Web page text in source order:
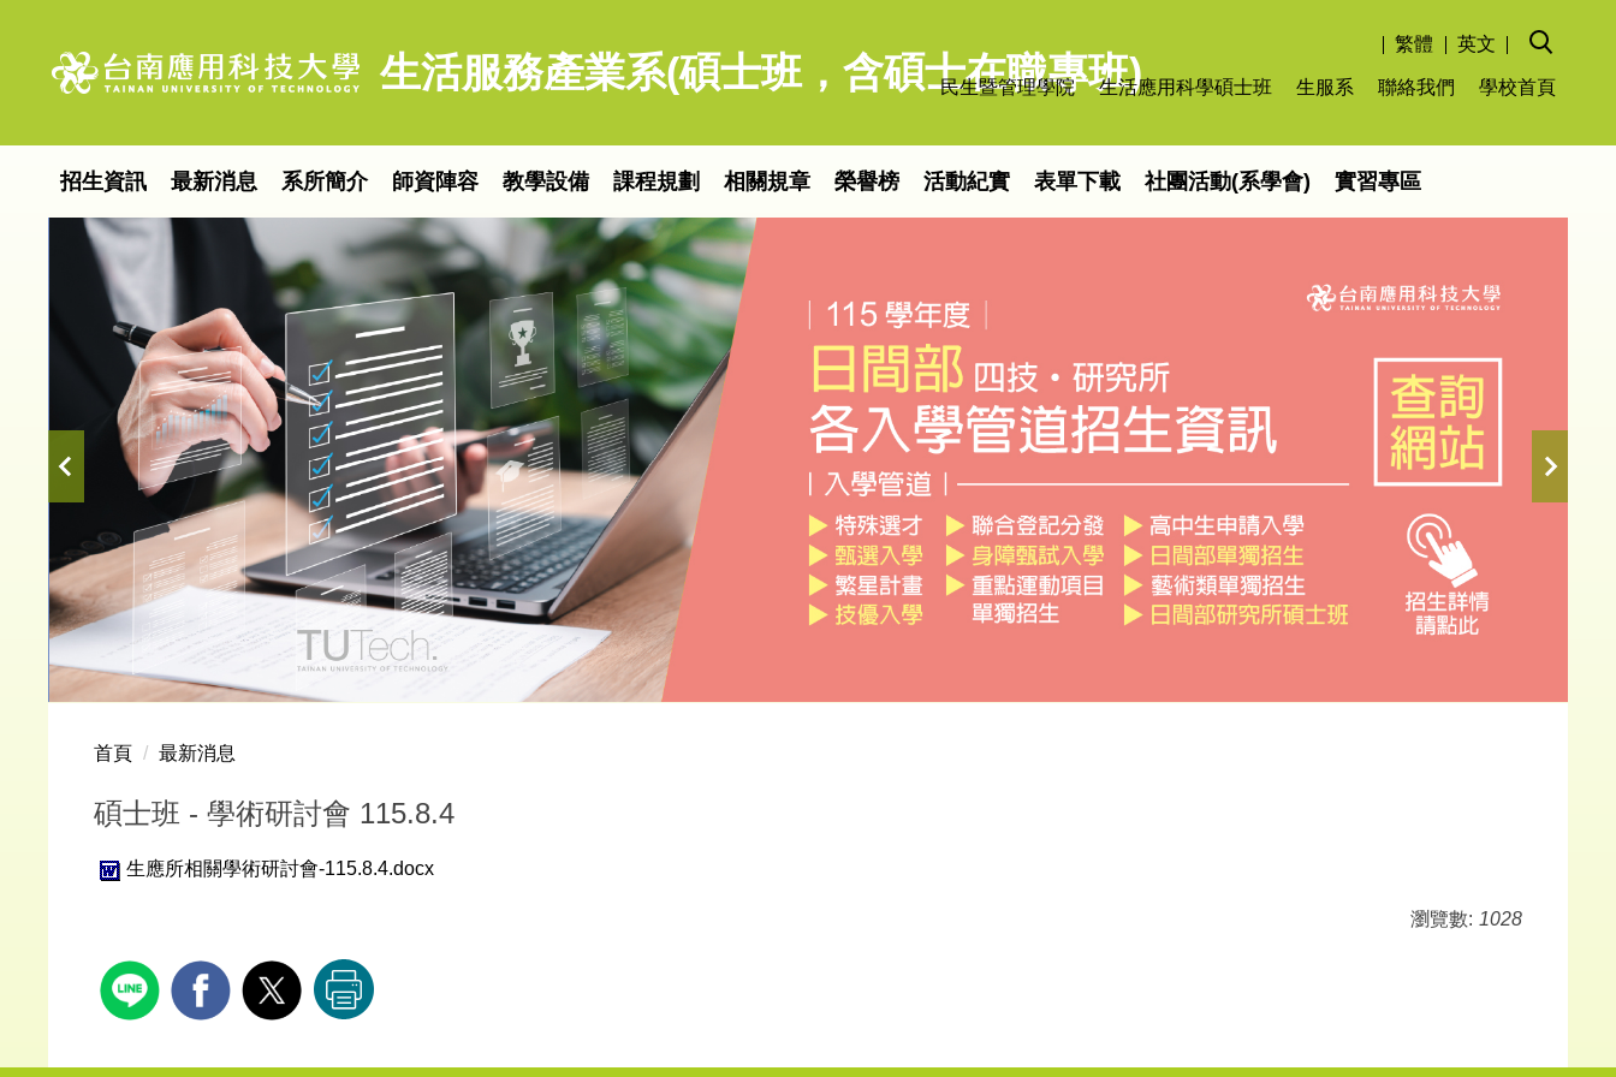
生活服務產業系(碩士班，含碩士在職專班)
繁體 英文
招生資訊 最新消息 系所簡介 師資陣容 教學設備 課程規劃 相關規章 榮譽榜 活動紀實 表單下載 社團活動(系學會) 實習專區
民生暨管理學院 生活應用科學碩士班 生服系 聯絡我們 學校首頁
首頁 最新消息
碩士班 - 學術研討會 115.8.4
生應所相關學術研討會-115.8.4.docx
瀏覽數: 1028